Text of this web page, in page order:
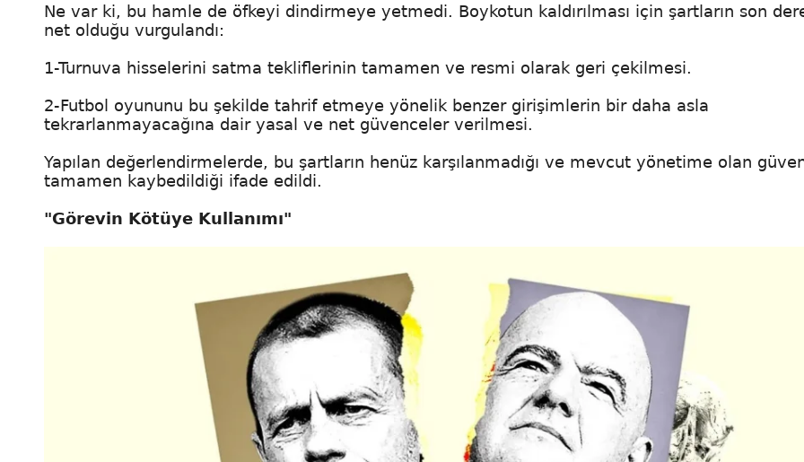
Ne var ki, bu hamle de öfkeyi dindirmeye yetmedi. Boykotun kaldırılması için şartların son
net olduğu vurgulandı:
1-Turnuva hisselerini satma tekliflerinin tamamen ve resmi olarak geri çekilmesi.
2-Futbol oyununu bu şekilde tahrif etmeye yönelik benzer girişimlerin bir daha asla
tekrarlanmayacağına dair yasal ve net güvenceler verilmesi.
Yapılan değerlendirmelerde, bu şartların henüz karşılanmadığı ve mevcut yönetime olan
tamamen kaybedildiği ifade edildi.
"Görevin Kötüye Kullanımı"